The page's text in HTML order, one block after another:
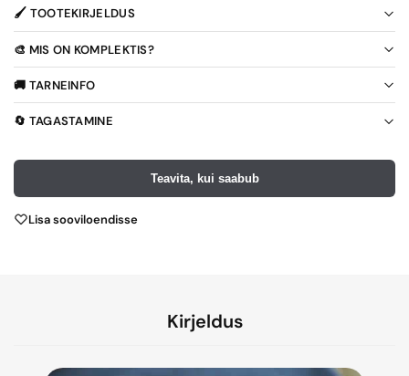
🖌️ TOOTEKIRJELDUS
🎨 MIS ON KOMPLEKTIS?
🚚 TARNEINFO
🔄 TAGASTAMINE
Teavita, kui saabub
Lisa sooviloendisse
Kirjeldus